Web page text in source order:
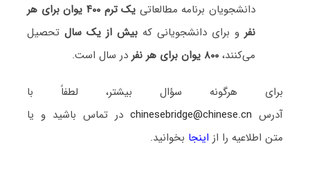
دانشجویان برنامه مطالعاتی
یک ترم ۴۰۰ یوان برای هر
نفرو برای دانشجویانی که بیش از یک سال تحصیل
می‌کنند، ۸۰۰ یوان برای هر نفر در سال است.
برای هرگونه سؤال بیشتر، لطفاً با
آدرس chinesebridge@chinese.cnدر تماس باشید و یا
متن اطلاعیه را از اینجا بخوانید.